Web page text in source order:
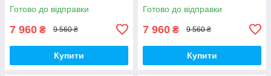
Готово до відправки
7 960 ₴ 9 560 ₴
Купити
Готово до відправки
7 960 ₴ 9 560 ₴
Купити